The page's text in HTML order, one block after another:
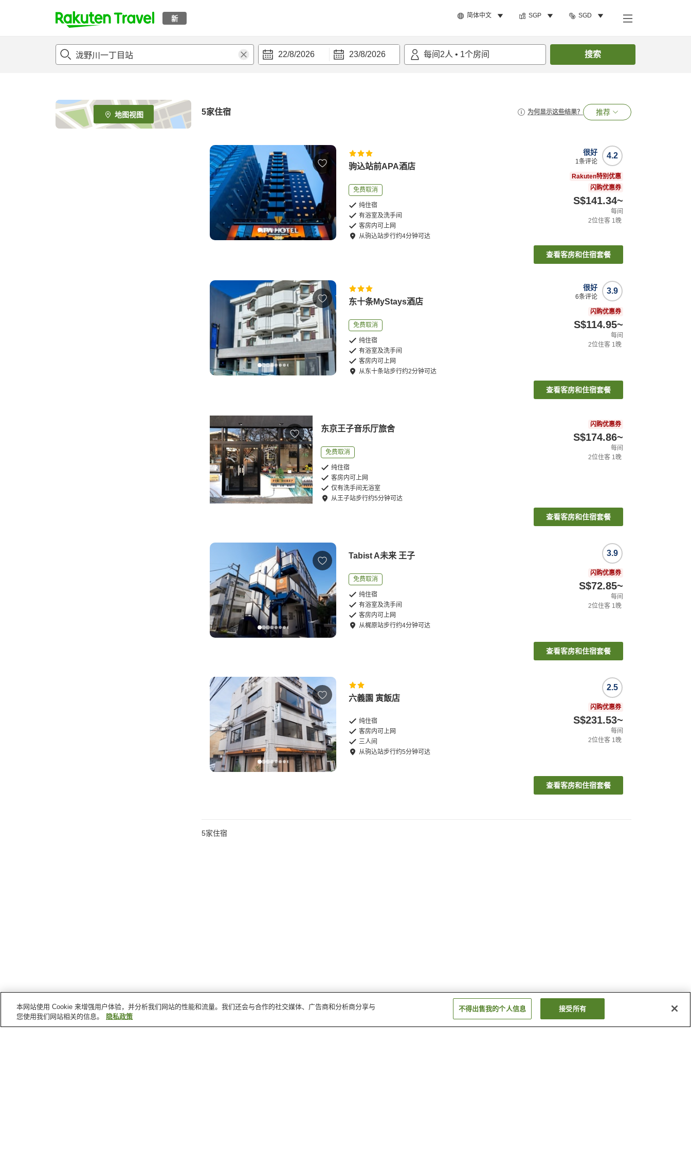
新 简体中文 SGP SGD
t
p
e
_
s
22/8/2026 23/8/2026 每间 2人 • 1个房间 搜索
地图视图 5家住宿 为何显示这些结果？ 推荐
驹込站前APA酒店
免费取消
纯住宿
有浴室及洗手间
客房内可上网
从驹込站步行约4分钟可达
4.2
很好
1条评论
Rakuten特别优惠
闪购优惠券
S$141.34~
每间
2位住客 1晚
查看客房和住宿套餐
东十条MyStays酒店
免费取消
纯住宿
有浴室及洗手间
客房内可上网
从东十条站步行约2分钟可达
3.9
很好
6条评论
闪购优惠券
S$114.95~
每间
2位住客 1晚
查看客房和住宿套餐
东京王子音乐厅旅舍
免费取消
纯住宿
客房内可上网
仅有洗手间无浴室
从王子站步行约5分钟可达
闪购优惠券
S$174.86~
每间
2位住客 1晚
查看客房和住宿套餐
Tabist A未来 王子
免费取消
纯住宿
有浴室及洗手间
客房内可上网
从梶原站步行约4分钟可达
3.9
闪购优惠券
S$72.85~
每间
2位住客 1晚
查看客房和住宿套餐
六義園 寅飯店
纯住宿
客房内可上网
三人间
从驹込站步行约5分钟可达
2.5
闪购优惠券
S$231.53~
每间
2位住客 1晚
查看客房和住宿套餐
5家住宿
本网站使用 Cookie 来增强用户体验，并分析我们网站的性能和流量。我们还会与合作的社交媒体、广告商和分析商分享与
您使用我们网站相关的信息。
隐私政策
不得出售我的个人信息 接受所有